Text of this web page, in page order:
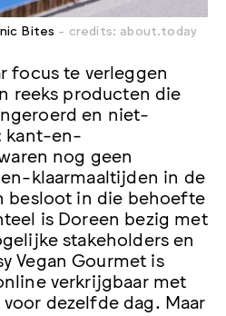
Bites - credits: about.today
focus te verleggen
reeks producten die
en niet-
kant-en-
nog geen
klaarmaaltijden in de
besloot in die behoefte
is Doreen bezig met
stakeholders en
Vegan Gourmet is
verkrijgbaar met
dezelfde dag. Maar